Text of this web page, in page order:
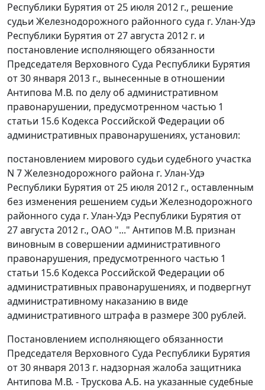
Республики Бурятия от 25 июля 2012 г., решение
судьи Железнодорожного районного суда г. Улан-Удэ
Республики Бурятия от 27 августа 2012 г. и
постановление исполняющего обязанности
Председателя Верховного Суда Республики Бурятия
от 30 января 2013 г., вынесенные в отношении
Антипова М.В. по делу об административном
правонарушении, предусмотренном частью 1
статьи 15.6 Кодекса Российской Федерации об
административных правонарушениях, установил:
постановлением мирового судьи судебного участка
N 7 Железнодорожного района г. Улан-Удэ
Республики Бурятия от 25 июля 2012 г., оставленным
без изменения решением судьи Железнодорожного
районного суда г. Улан-Удэ Республики Бурятия от
27 августа 2012 г., ОАО "..." Антипов М.В. признан
виновным в совершении административного
правонарушения, предусмотренного частью 1
статьи 15.6 Кодекса Российской Федерации об
административных правонарушениях, и подвергнут
административному наказанию в виде
административного штрафа в размере 300 рублей.
Постановлением исполняющего обязанности
Председателя Верховного Суда Республики Бурятия
от 30 января 2013 г. надзорная жалоба защитника
Антипова М.В. - Трускова А.Б. на указанные судебные